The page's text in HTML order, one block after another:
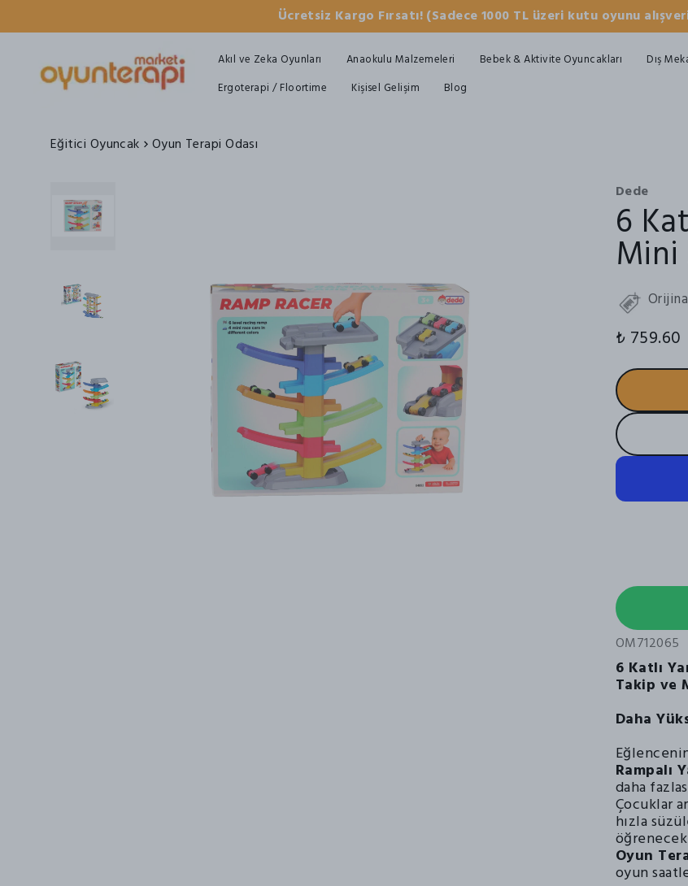
Ücretsiz Kargo Fırsatı! (Sadece 1000 TL üzeri kutu oyunu
Akıl ve Zeka Oyunları Anaokulu Malzemeleri Bebek & Aktivite Oyuncakları Dış
Ergoterapi / Floortime
Kişisel Gelişim Blog
Eğitici Oyuncak Oyun Terapi Odası
Dede
6
Mini
₺ 759.60
OM712065
6 Katlı
Takip ve
Daha
Rampalı
daha
Çocuklar
hızla
Oyun
oyun